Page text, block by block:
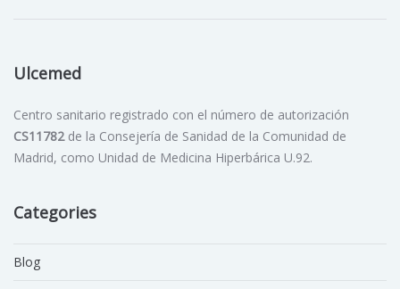
Ulcemed
Centro sanitario registrado con el número de autorización
CS11782de la Consejería de Sanidad de la Comunidad de
Madrid, como Unidad de Medicina Hiperbárica U.92.
Categories
Blog